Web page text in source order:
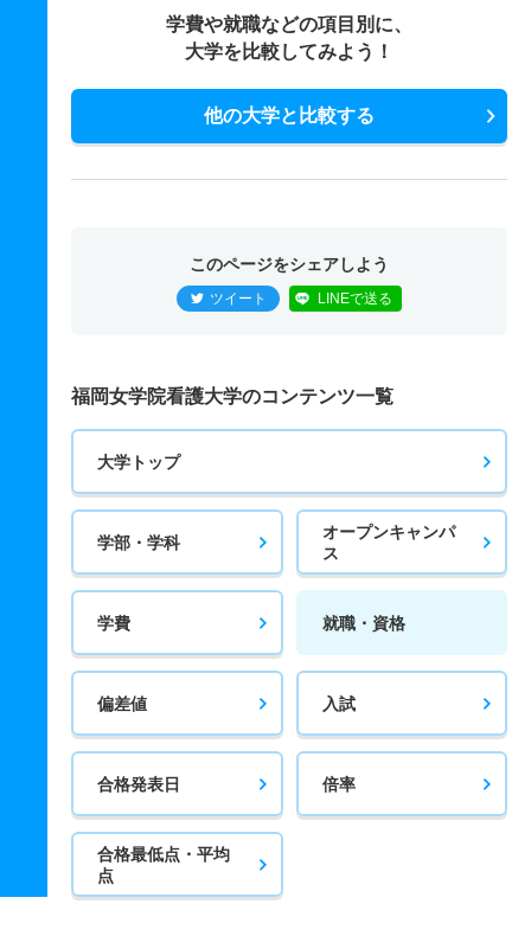
学費や就職などの項目別に、
大学を比較してみよう！
他の大学と比較する
このページをシェアしよう
ツイート LINEで送る
福岡女学院看護大学のコンテンツ一覧
大学トップ
学部・学科
オープンキャンパ
ス
学費 就職・資格
偏差値 入試
合格発表日 倍率
合格最低点・平均
点